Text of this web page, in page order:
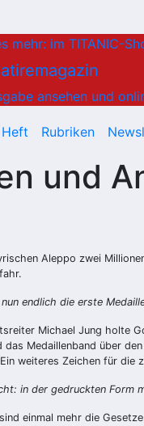
mehr: im TITANIC-
ansehen und
Rubriken
und
Aleppo zwei
endlich die erste
Michael Jung holte
das Medaillenband über
weiteres Zeichen für die
in der gedruckten Form
einmal mehr die